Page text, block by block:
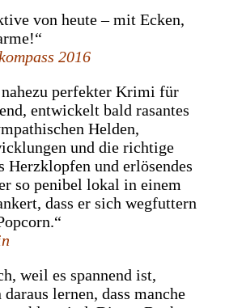
von heute – mit Ecken,
2016
perfekter Krimi für
entwickelt bald rasantes
Helden,
und die richtige
und erlösendes
so penibel lokal in einem
dass er sich wegfuttern
weil es spannend ist,
lernen, dass manche